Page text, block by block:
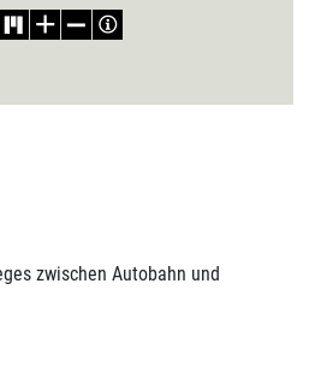
zwischen Autobahn und